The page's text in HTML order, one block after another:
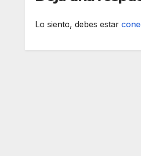
Lo siento, debes estar